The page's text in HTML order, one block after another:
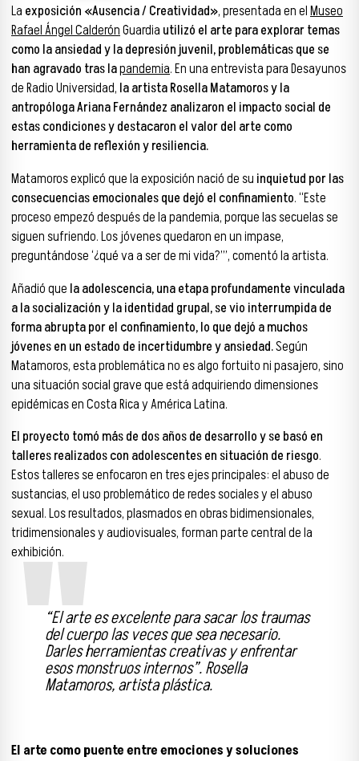
La exposición «Ausencia / Creatividad», presentada en elMuseo
Rafael Ángel CalderónGuardia utilizó el arte para explorar temas
como la ansiedad y la depresión juvenil, problemáticas que se
han agravado tras lapandemia. En una entrevista para Desayunos
de Radio Universidad, la artista Rosella Matamoros y la
antropóloga Ariana Fernández analizaron el impacto social de
estas condiciones y destacaron el valor del arte como
herramienta de reflexión y resiliencia.
Matamoros explicó que la exposición nació de su inquietud por las
consecuencias emocionales que dejó el confinamiento. “Este
proceso empezó después de la pandemia, porque las secuelas se
siguen sufriendo. Los jóvenes quedaron en un impase,
preguntándose ‘¿qué va a ser de mi vida?’”, comentó la artista.
Añadió que la adolescencia, una etapa profundamente vinculada
a la socialización y la identidad grupal, se vio interrumpida de
forma abrupta por el confinamiento, lo que dejó a muchos
jóvenes en un estado de incertidumbre y ansiedad.Según
Matamoros, esta problemática no es algo fortuito ni pasajero, sino
una situación social grave que está adquiriendo dimensiones
epidémicas en Costa Rica y América Latina.
El proyecto tomó más de dos años de desarrollo y se basó en
talleres realizados con adolescentes en situación de riesgo.
Estos talleres se enfocaron en tres ejes principales: el abuso de
sustancias, el uso problemático de redes sociales y el abuso
sexual. Los resultados, plasmados en obras bidimensionales,
tridimensionales y audiovisuales, forman parte central de la
exhibición.
“El arte es excelente para sacar los traumas
del cuerpo las veces que sea necesario.
Darles herramientas creativas y enfrentar
esos monstruos internos”. Rosella
Matamoros, artista plástica.
El arte como puente entre emociones y soluciones